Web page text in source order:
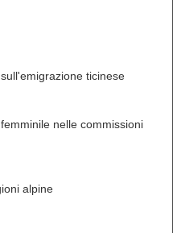
ticinese
nelle commissioni
alpine